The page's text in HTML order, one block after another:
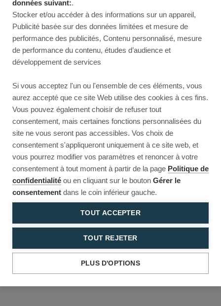
données suivant:.
Stocker et/ou accéder à des informations sur un appareil,
Publicité basée sur des données limitées et mesure de
performance des publicités, Contenu personnalisé, mesure
de performance du contenu, études d’audience et
développement de services
Si vous acceptez l'un ou l'ensemble de ces éléments, vous
aurez accepté que ce site Web utilise des cookies à ces fins.
Vous pouvez également choisir de refuser tout
consentement, mais certaines fonctions personnalisées du
site ne vous seront pas accessibles. Vos choix de
consentement s'appliqueront uniquement à ce site web, et
vous pourrez modifier vos paramètres et renoncer à votre
consentement à tout moment à partir de la page Politique de
confidentialité ou en cliquant sur le bouton Gérer le
consentement dans le coin inférieur gauche.
TOUT ACCEPTER
TOUT REJETER
PLUS D'OPTIONS
Reload to try again, or go back.
Reload Back